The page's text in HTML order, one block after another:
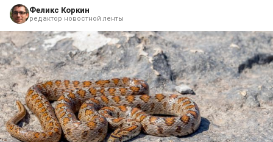
Феликс Коркин
редактор новостной ленты